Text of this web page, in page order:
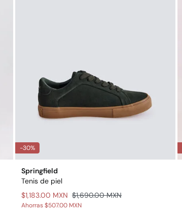
-30%
Springfield
Tenis de piel
$1,183.00 MXN $1,690.00 MXN
Ahorras$507.00 MXN